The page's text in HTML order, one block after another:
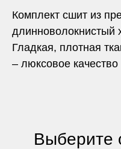
Комплект сшит из
длинноволокнистый
Гладкая, плотная
– люксовое качество
Выберите